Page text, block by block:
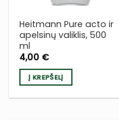
Heitmann Pure acto ir
apelsinų valiklis, 500
ml
4,00 €
Į KREPŠELĮ